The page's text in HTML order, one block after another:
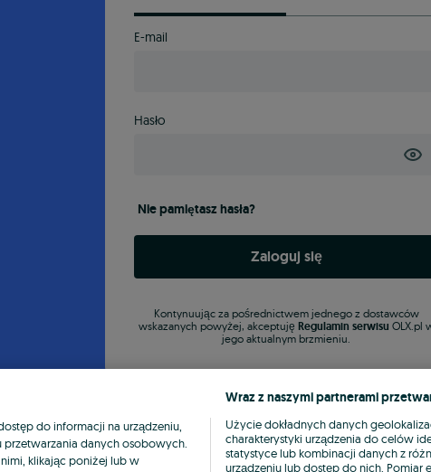
E-mail
Hasło
Nie pamiętasz hasła?
Zaloguj się
Kontynuując za pośrednictwem jednego z dostawców
wskazanych powyżej, akceptuję Regulamin serwisu OLX.pl
jego aktualnym brzmieniu.
do informacji na urządzeniu,
danych osobowych.
klikając poniżej lub w
Wraz z naszymi partnerami
Użycie dokładnych danych
charakterystyki urządzenia do celów
statystyce lub kombinacji danych z
urządzeniu lub dostęp do nich. Pomiar